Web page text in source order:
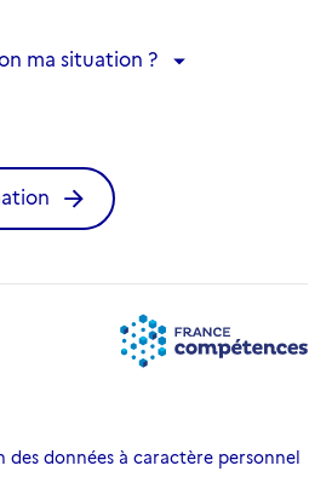
ma situation ?
données à caractère personnel